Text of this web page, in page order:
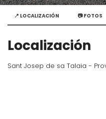
📍 LOCALIZACIÓN 📷 FOTOS
Localización
Sant Josep de sa Talaia -